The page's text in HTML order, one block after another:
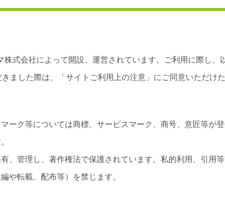
式会社によって開設、運営されています。ご利用に際し、
ました際は、「サイトご利用上の注意」にご同意いただけ
ーク等については商標、サービスマーク、商号、意匠等が
、管理し、著作権法で保護されています。私的利用、引用
や転載、配布等）を禁じます。